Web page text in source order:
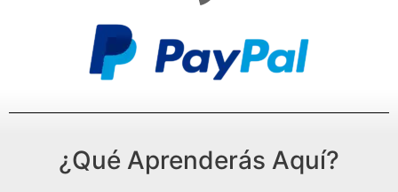
¿Qué Aprenderás Aquí?